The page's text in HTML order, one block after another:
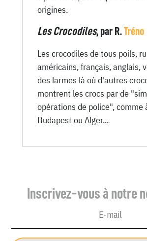
origines.
Les Crocodiles, par R.Tréno
Les crocodiles de tous poils,
américains, français, anglais,
des larmes là où d'autres
montrent les crocs par de
opérations de police", comme
Budapest ou Alger...
Inscrivez-vous à notre